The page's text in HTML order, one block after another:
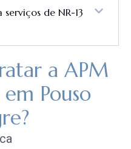
de NR-13
a APM
Pouso